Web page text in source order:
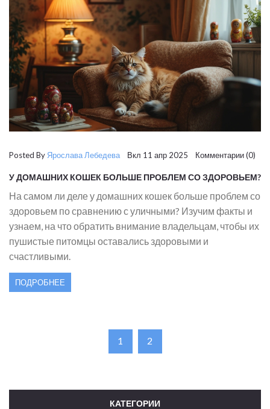
Posted By Ярослава Лебедева Вкл 11 апр 2025 Комментарии (0)
У ДОМАШНИХ КОШЕК БОЛЬШЕ ПРОБЛЕМ СО ЗДОРОВЬЕМ?
На самом ли деле у домашних кошек больше проблем со
здоровьем по сравнению с уличными? Изучим факты и
узнаем, на что обратить внимание владельцам, чтобы их
пушистые питомцы оставались здоровыми и
счастливыми.
ПОДРОБНЕЕ
1 2
КАТЕГОРИИ